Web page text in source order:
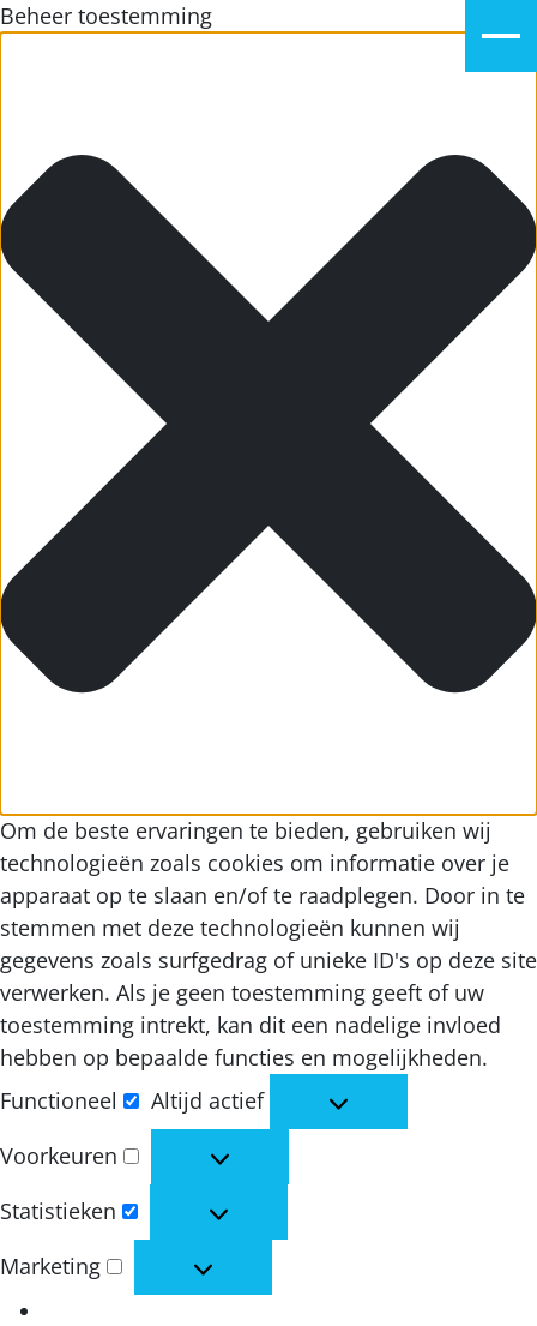
Beheer toestemming
Om de beste ervaringen te bieden, gebruiken wij
technologieën zoals cookies om informatie over je
apparaat op te slaan en/of te raadplegen. Door in te
stemmen met deze technologieën kunnen wij
gegevens zoals surfgedrag of unieke ID's op deze site
verwerken. Als je geen toestemming geeft of uw
toestemming intrekt, kan dit een nadelige invloed
hebben op bepaalde functies en mogelijkheden.
Functioneel
Functioneel
Altijd actief
Voorkeuren
Voorkeuren
Statistieken
Statistieken
Marketing
Marketing